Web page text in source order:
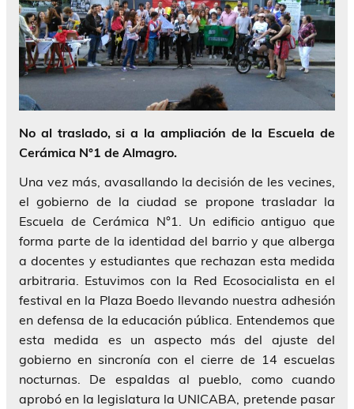
No al traslado, si a la ampliación de la Escuela de
Cerámica N°1 de Almagro.
Una vez más, avasallando la decisión de les vecines,
el gobierno de la ciudad se propone trasladar la
Escuela de Cerámica N°1. Un edificio antiguo que
forma parte de la identidad del barrio y que alberga
a docentes y estudiantes que rechazan esta medida
arbitraria. Estuvimos con la Red Ecosocialista en el
festival en la Plaza Boedo llevando nuestra adhesión
en defensa de la educación pública. Entendemos que
esta medida es un aspecto más del ajuste del
gobierno en sincronía con el cierre de 14 escuelas
nocturnas. De espaldas al pueblo, como cuando
aprobó en la legislatura la UNICABA, pretende pasar